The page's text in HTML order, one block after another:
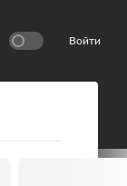
Войти